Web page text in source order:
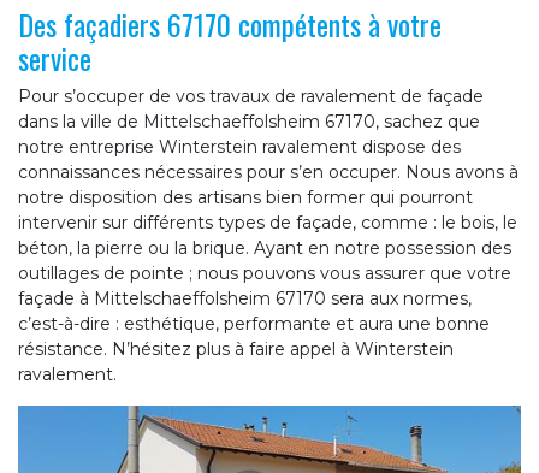
Des façadiers 67170 compétents à votre
service
Pour s’occuper de vos travaux de ravalement de façade
dans la ville de Mittelschaeffolsheim 67170, sachez que
notre entreprise Winterstein ravalement dispose des
connaissances nécessaires pour s’en occuper. Nous avons à
notre disposition des artisans bien former qui pourront
intervenir sur différents types de façade, comme : le bois, le
béton, la pierre ou la brique. Ayant en notre possession des
outillages de pointe ; nous pouvons vous assurer que votre
façade à Mittelschaeffolsheim 67170 sera aux normes,
c’est-à-dire : esthétique, performante et aura une bonne
résistance. N’hésitez plus à faire appel à Winterstein
ravalement.